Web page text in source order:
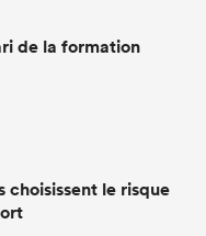
de la formation
choisissent le risque